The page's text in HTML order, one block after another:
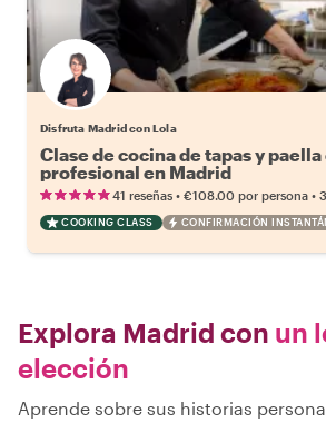
Disfruta Madrid con Lola
Clase de cocina de tapas y
profesional en Madrid
41 reseñas • €108.00 por persona •
COOKING CLASS CONFIRMACIÓN
Explora Madrid con un
elección
Aprende sobre sus historias